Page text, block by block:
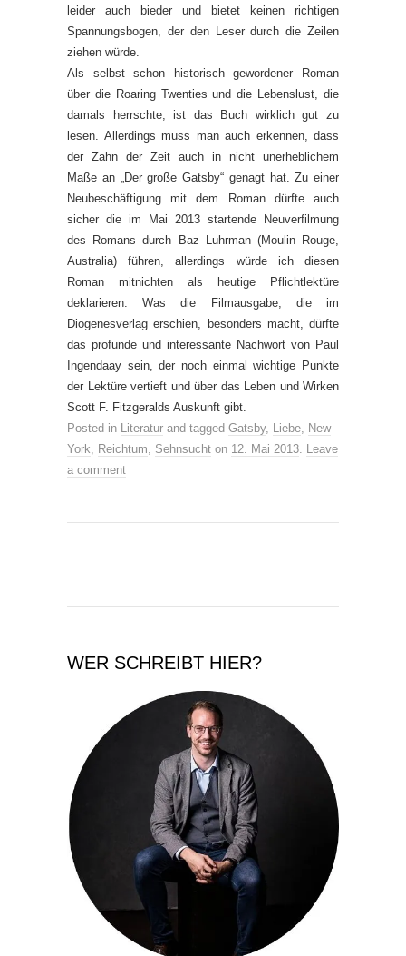
leider auch bieder und bietet keinen richtigen
Spannungsbogen, der den Leser durch die Zeilen
ziehen würde.
Als selbst schon historisch gewordener Roman
über die Roaring Twenties und die Lebenslust, die
damals herrschte, ist das Buch wirklich gut zu
lesen. Allerdings muss man auch erkennen, dass
der Zahn der Zeit auch in nicht unerheblichem
Maße an „Der große Gatsby“ genagt hat. Zu einer
Neubeschäftigung mit dem Roman dürfte auch
sicher die im Mai 2013 startende Neuverfilmung
des Romans durch Baz Luhrman (Moulin Rouge,
Australia) führen, allerdings würde ich diesen
Roman mitnichten als heutige Pflichtlektüre
deklarieren. Was die Filmausgabe, die im
Diogenesverlag erschien, besonders macht, dürfte
das profunde und interessante Nachwort von Paul
Ingendaay sein, der noch einmal wichtige Punkte
der Lektüre vertieft und über das Leben und Wirken
Scott F. Fitzgeralds Auskunft gibt.
Posted in Literatur and tagged Gatsby, Liebe, New
York, Reichtum, Sehnsucht on 12. Mai 2013. Leave
a comment
WER SCHREIBT HIER?